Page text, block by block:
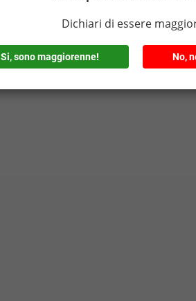
Dichiari di essere
Si, sono maggiorenne! No,